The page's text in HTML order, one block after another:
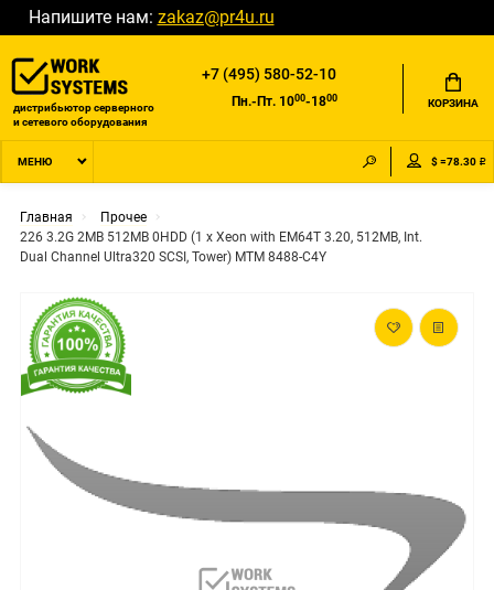
Напишите нам: zakaz@pr4u.ru
дистрибьютор серверного
и сетевого оборудования
+7 (495) 580-52-10
Пн.-Пт. 1000-1800 КОРЗИНА
МЕНЮ $ =78.30 ₽
Главная
Прочее
226 3.2G 2MB 512MB 0HDD (1 x Xeon with EM64T 3.20, 512MB, Int.
Dual Channel Ultra320 SCSI, Tower) MTM 8488-C4Y